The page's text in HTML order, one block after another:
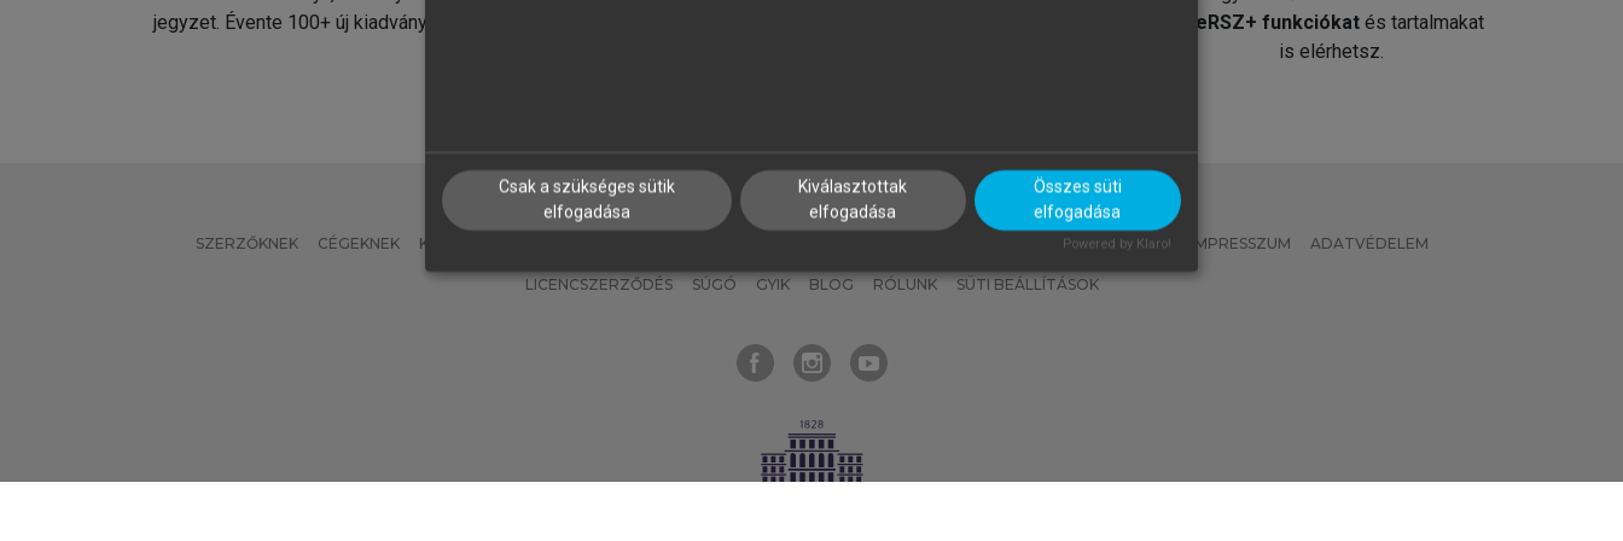
jegyzet. Évente 100+ új kiadvány.
MeRSZ+ funkciókat és tartalmakat
is elérhetsz.
SZERZŐKNEK CÉGEKNEK KÖNYVTÁROSOKNAK MI – ÁLTALÁNOS IRÁNYELVEK IMPRESSZUM ADATVÉDELEM
LICENCSZERZŐDÉS SÚGÓ GYIK BLOG RÓLUNK SÜTI BEÁLLÍTÁSOK
Csak a szükséges sütik
elfogadása
Kiválasztottak
elfogadása
Összes süti
elfogadása
Powered by Klaro!